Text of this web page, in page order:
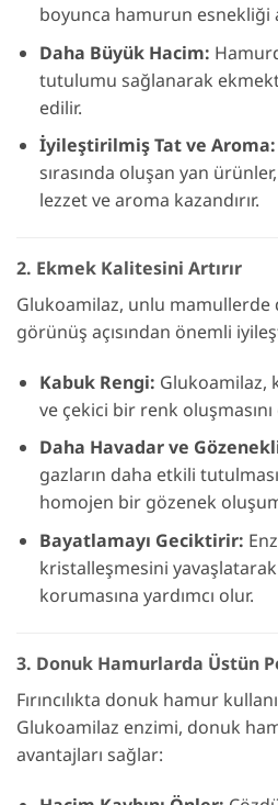
boyunca hamurun esnekliği
Daha Büyük Hacim:
tutulumu sağlanarak
edilir.
İyileştirilmiş Tat ve Aroma:
sırasında oluşan yan
lezzet ve aroma kazandırır.
2. Ekmek Kalitesini Artırır
Glukoamilaz, unlu mamullerde
görünüş açısından önemli
Kabuk Rengi: Glukoamilaz,
ve çekici bir renk
Daha Havadar ve
gazların daha etkili
homojen bir gözenek
Bayatlamayı Geciktirir:
kristalleşmesini
korumasına yardımcı olur.
3. Donuk Hamurlarda Üstün
Fırıncılıkta donuk hamur
Glukoamilaz enzimi, donuk
avantajları sağlar: